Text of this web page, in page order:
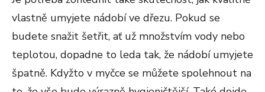
vlastně umyjete nádobí ve dřezu. Pokud se
budete snažit šetřit, ať už množstvím vody nebo
teplotou, dopadne to leda tak, že nádobí umyjete
špatně. Kdyžto v myčce se můžete spolehnout na